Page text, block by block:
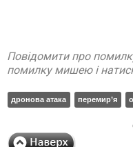
Повідомити про
помилку мишею і
дронова атака перемир’я